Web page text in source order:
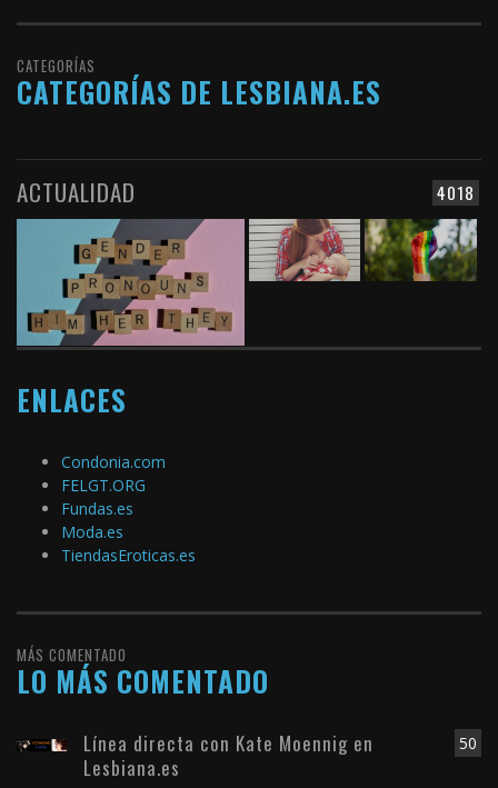
CATEGORÍAS
CATEGORÍAS DE LESBIANA.ES
4018
ACTUALIDAD
ENLACES
Condonia.com
FELGT.ORG
Fundas.es
Moda.es
TiendasEroticas.es
MÁS COMENTADO
LO MÁS COMENTADO
50
Línea directa con Kate Moennig en
Lesbiana.es